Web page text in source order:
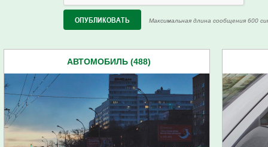
Максимальная длина сообщения 600
АВТОМОБИЛЬ (488)